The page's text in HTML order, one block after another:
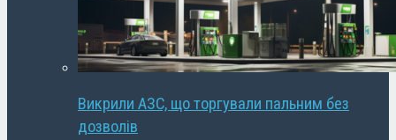
Викрили АЗС, що торгували пальним без
дозволів